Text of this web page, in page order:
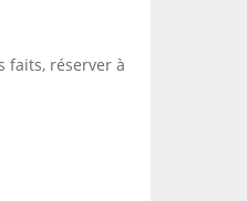
faits, réserver à